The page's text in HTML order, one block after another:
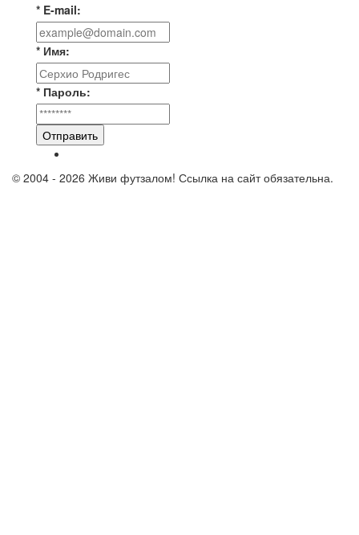
* E-mail:
* Имя:
* Пароль:
Отправить
© 2004 - 2026 Живи футзалом! Ссылка на сайт обязательна.